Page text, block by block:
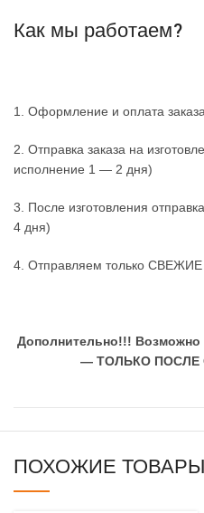
Как мы работаем?
1. Оформление и оплата заказа
2. Отправка заказа на
исполнение 1 — 2 дня)
3. После изготовления
4 дня)
4. Отправляем только
Дополнительно!!! Возможно
— ТОЛЬКО ПОСЛЕ
ПОХОЖИЕ ТОВАРЫ